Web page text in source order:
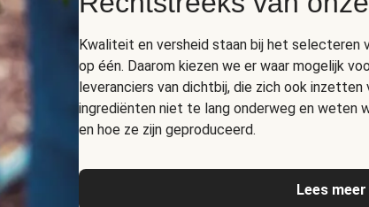
Kwaliteit en versheid staan bij het selecteren
op één. Daarom kiezen we er waar mogelijk
leveranciers van dichtbij, die zich ook inzetten
ingrediënten niet te lang onderweg en weten
en hoe ze zijn geproduceerd.
Lees meer